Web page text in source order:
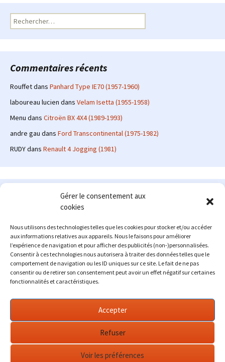
Gérer le consentement aux
cookies
Nous utilisons des technologies telles que les cookies pour stocker et/ou accéder
aux informations relatives aux appareils. Nous le faisons pour améliorer
l’expérience de navigation et pour afficher des publicités (non-)personnalisées.
Consentir à ces technologies nous autorisera à traiter des données telles que le
comportement de navigation ou les ID uniques sur ce site. Le fait de ne pas
consentir ou de retirer son consentement peut avoir un effet négatif sur certaines
fonctionnalités et caractéristiques.
Accepter
Refuser
Voir les préférences
Rechercher :
Commentaires récents
Rouffetdans Panhard Type IE70 (1957-1960)
laboureau lucien dans Velam Isetta (1955-1958)
Menu dans Citroën BX 4X4 (1989-1993)
andre gau dans Ford Transcontinental (1975-1982)
RUDYdans Renault 4 Jogging (1981)
Le site en quelques mots
: passionné d'automobile ancienne depuis de
nombreuses années, j'ai commencé à partager ma passion sur
internet à partir de 2009 au travers d'un blog qui a connu un relatif
succès. Fin 2013, je décide de prendre mon autonomie et me lancer
avec mon propre site : l'Automobile Ancienne.
Me contacter : alex(at)lautomobileancienne.com
Fièrement propulsé par WordPress